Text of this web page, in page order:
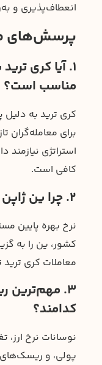
انعطاف‌پذیری و
پرسش‌های
۱. آیا کری
مناسب است؟
کری ترید به
برای معامله‌گران
استراتژی نیازمند
کافی است.
۲. چرا ین ژاپن در کری ترید محبوب است؟
نرخ بهره پایین
کشور، ین را به
معاملات کری
۳. مهم‌ترین
کدامند؟
نوسانات نرخ
پولی، و